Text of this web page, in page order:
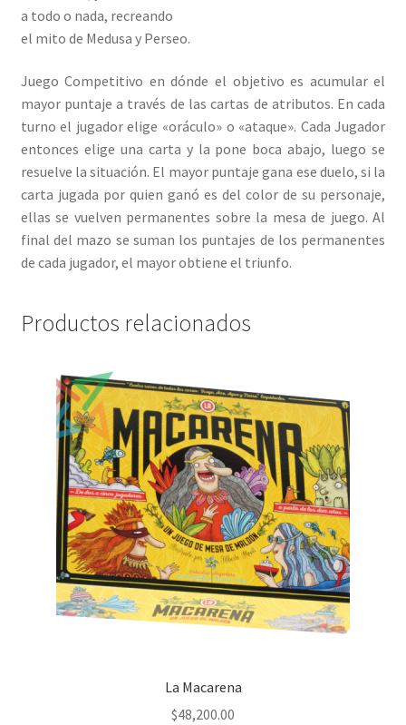
a todo o nada, recreando
el mito de Medusa y Perseo.
Juego Competitivo en dónde el objetivo es acumular el
mayor puntaje a través de las cartas de atributos. En cada
turno el jugador elige «oráculo» o «ataque». Cada Jugador
entonces elige una carta y la pone boca abajo, luego se
resuelve la situación. El mayor puntaje gana ese duelo, si la
carta jugada por quien ganó es del color de su personaje,
ellas se vuelven permanentes sobre la mesa de juego. Al
final del mazo se suman los puntajes de los permanentes
de cada jugador, el mayor obtiene el triunfo.
Productos relacionados
La Macarena
$48,200.00